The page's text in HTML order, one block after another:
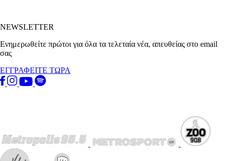
NEWSLETTER
Ενημερωθείτε πρώτοι για όλα τα τελεταία νέα, απευθείας στο email
σας
ΕΓΓΡΑΦΕΙΤΕ ΤΩΡΑ